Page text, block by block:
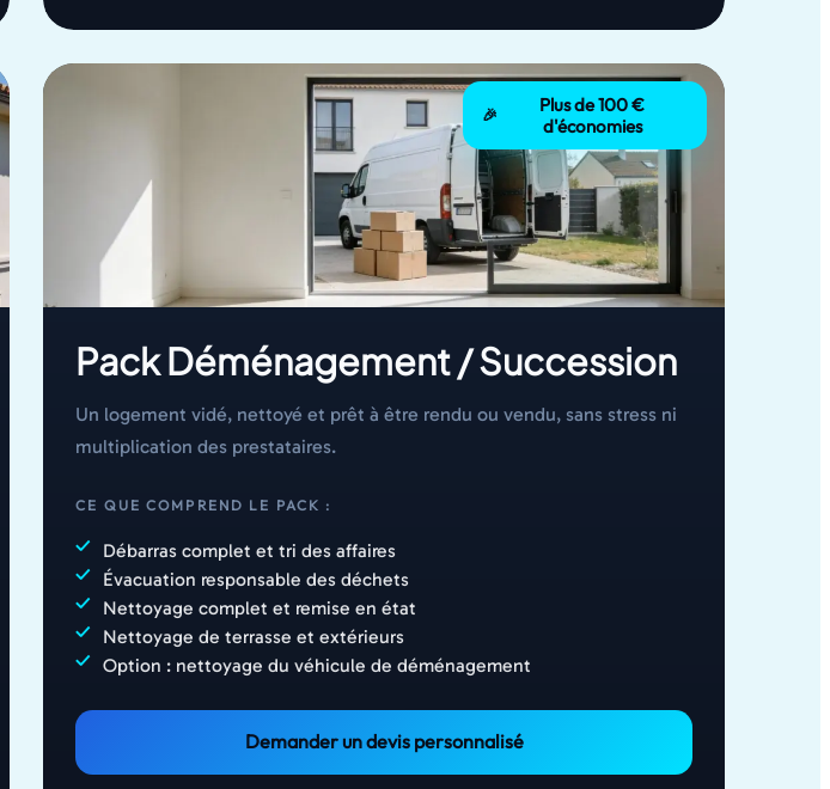
🎉
Plus de 100 €
d'économies
Pack Déménagement / Succession
Un logement vidé, nettoyé et prêt à être rendu ou vendu, sans stress ni
multiplication des prestataires.
CE QUE COMPREND LE PACK :
Débarras complet et tri des affaires
Évacuation responsable des déchets
Nettoyage complet et remise en état
Nettoyage de terrasse et extérieurs
Option : nettoyage du véhicule de déménagement
Demander un devis personnalisé